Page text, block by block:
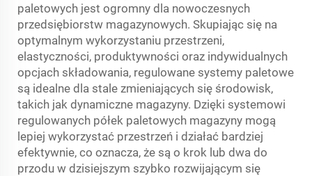
paletowych jest ogromny dla nowoczesnych
przedsiębiorstw magazynowych. Skupiając się na
optymalnym wykorzystaniu przestrzeni,
elastyczności, produktywności oraz indywidualnych
opcjach składowania, regulowane systemy paletowe
są idealne dla stale zmieniających się środowisk,
takich jak dynamiczne magazyny. Dzięki systemowi
regulowanych półek paletowych magazyny mogą
lepiej wykorzystać przestrzeń i działać bardziej
efektywnie, co oznacza, że są o krok lub dwa do
przodu w dzisiejszym szybko rozwijającym się